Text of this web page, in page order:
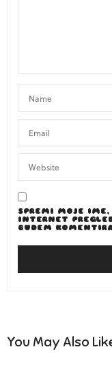
SPREMI MOJE
INTERNET
BUDEM
You May Also